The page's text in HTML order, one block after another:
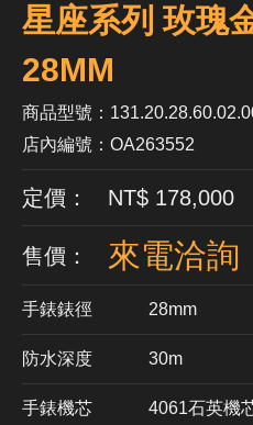
星座系列 玫瑰
28MM
商品型號：
店內編號：OA263552
定價： NT$ 178,000
售價： 來電洽詢
手錶錶徑 28mm
防水深度 30m
手錶機芯 ​4061石英機